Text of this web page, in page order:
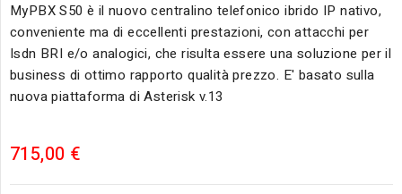
MyPBX S50 è il nuovo centralino telefonico ibrido IP nativo,
conveniente ma di eccellenti prestazioni, con attacchi per
Isdn BRI e/o analogici, che risulta essere una soluzione per il
business di ottimo rapporto qualità prezzo. E' basato sulla
nuova piattaforma di Asterisk v.13
715,00 €